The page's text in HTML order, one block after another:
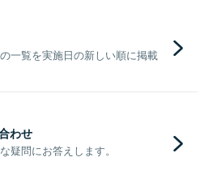
一覧を実施日の新しい順に掲載
わせ
疑問にお答えします。